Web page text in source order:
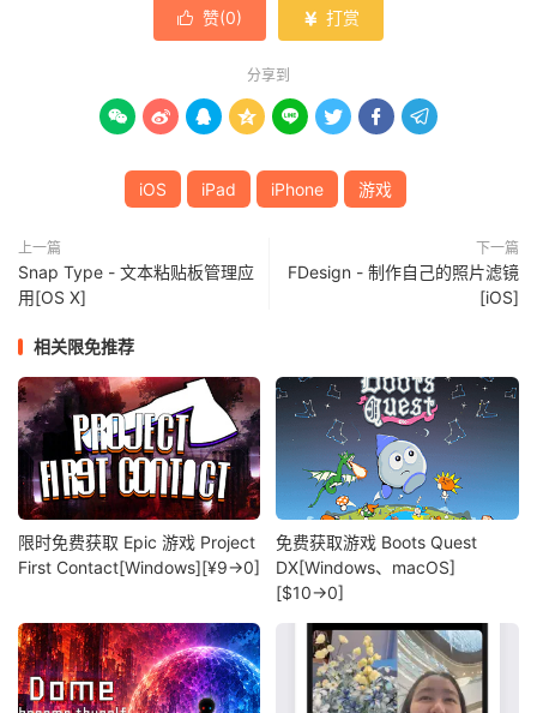
 赞(0)  打赏
分享到
       
iOS iPad iPhone 游戏
上一篇
Snap Type - 文本粘贴板管理应
用[OS X]
下一篇
FDesign - 制作自己的照片滤镜
[iOS]
相关限免推荐
限时免费获取 Epic 游戏 Project
First Contact[Windows][¥9→0]
免费获取游戏 Boots Quest
DX[Windows、macOS]
[$10→0]